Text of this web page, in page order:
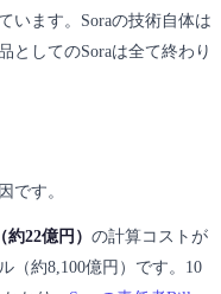
います。Soraの技術自体は
としてのSoraは全て終わり
です。
22億円） の計算コストが
（約8,100億円）です。10